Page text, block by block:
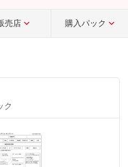
売店 購入パック
ク